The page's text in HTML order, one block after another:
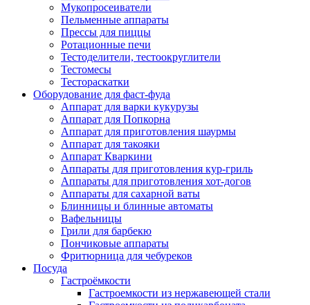
Мукопросеиватели
Пельменные аппараты
Прессы для пиццы
Ротационные печи
Тестоделители, тестоокруглители
Тестомесы
Тестораскатки
Оборудование для фаст-фуда
Аппарат для варки кукурузы
Аппарат для Попкорна
Аппарат для приготовления шаурмы
Аппарат для такояки
Аппарат Кваркини
Аппараты для приготовления кур-гриль
Аппараты для приготовления хот-догов
Аппараты для сахарной ваты
Блинницы и блинные автоматы
Вафельницы
Грили для барбекю
Пончиковые аппараты
Фритюрница для чебуреков
Посуда
Гастроёмкости
Гастроемкости из нержавеющей стали